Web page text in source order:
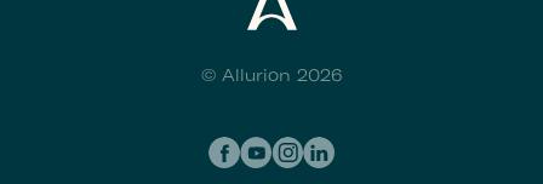
© Allurion 2026